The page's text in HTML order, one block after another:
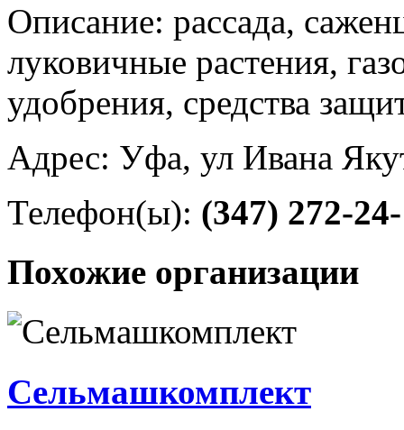
Описание: рассада,
луковичные растения,
удобрения, средства
Адрес: Уфа, ул Ивана
Телефон(ы): (347) 272-
Похожие организации
Сельмашкомплект